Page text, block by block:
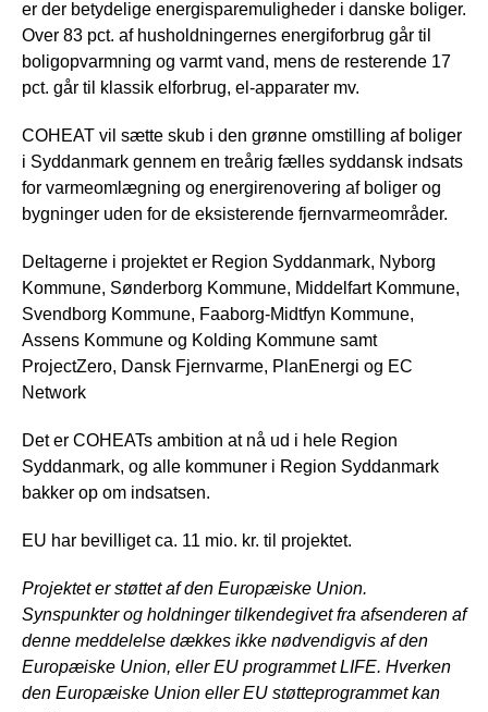
er der betydelige energisparemuligheder i danske boliger.
Over 83 pct. af husholdningernes energiforbrug går til
boligopvarmning og varmt vand, mens de resterende 17
pct. går til klassik elforbrug, el-apparater mv.
COHEAT vil sætte skub i den grønne omstilling af boliger
i Syddanmark gennem en treårig fælles syddansk indsats
for varmeomlægning og energirenovering af boliger og
bygninger uden for de eksisterende fjernvarmeområder.
Deltagerne i projektet er Region Syddanmark, Nyborg
Kommune, Sønderborg Kommune, Middelfart Kommune,
Svendborg Kommune, Faaborg-Midtfyn Kommune,
Assens Kommune og Kolding Kommune samt
ProjectZero, Dansk Fjernvarme, PlanEnergi og EC
Network
Det er COHEATs ambition at nå ud i hele Region
Syddanmark, og alle kommuner i Region Syddanmark
bakker op om indsatsen.
EU har bevilliget ca. 11 mio. kr. til projektet.
Projektet er støttet af den Europæiske Union.
Synspunkter og holdninger tilkendegivet fra afsenderen af
denne meddelelse dækkes ikke nødvendigvis af den
Europæiske Union, eller EU programmet LIFE. Hverken
den Europæiske Union eller EU støtteprogrammet kan